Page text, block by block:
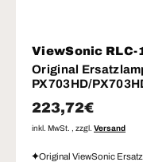
ViewSonic RLC-
Original
PX703HD/
Normaler Preis
223,72€
inkl. MwSt. , zzgl. Versand
Original ViewSonic